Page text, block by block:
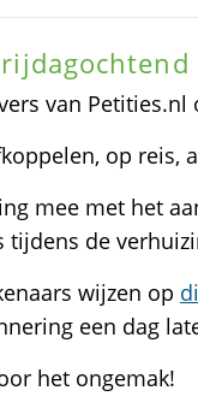
van
op reis,
mee met het
tijdens de
wijzen op
een dag
het ongemak!